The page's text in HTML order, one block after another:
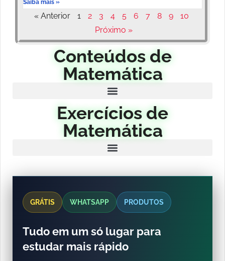
Saiba mais »
« Anterior 1 2 3 4 5 6 7 8 9
10
Próximo »
Conteúdos de
Matemática
Exercícios de
Matemática
GRÁTIS WHATSAPP PRODUTOS
Tudo em um só lugar para
estudar mais rápido